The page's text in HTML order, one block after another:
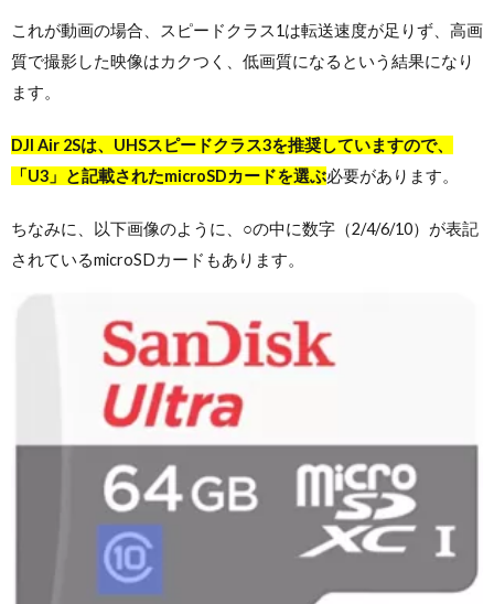
これが動画の場合、スピードクラス1は転送速度が足りず、高画
質で撮影した映像はカクつく、低画質になるという結果になり
ます。
DJI Air 2Sは、UHSスピードクラス3を推奨していますので、
「U3」と記載されたmicroSDカードを選ぶ必要があります。
ちなみに、以下画像のように、○の中に数字（2/4/6/10）が表記
されているmicroSDカードもあります。